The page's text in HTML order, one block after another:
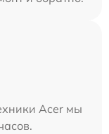
Acer мы